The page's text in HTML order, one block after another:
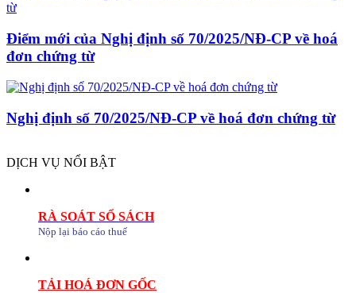
Điểm mới của Nghị định số 70/2025/NĐ-CP về hoá
đơn chứng từ
Nghị định số 70/2025/NĐ-CP về hoá đơn chứng từ
DỊCH VỤ NỔI BẬT
RÀ SOÁT SỔ SÁCH
Nộp lại báo cáo thuế
TẢI HOÁ ĐƠN GỐC